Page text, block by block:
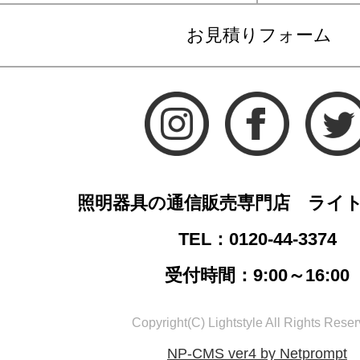
お見積りフォーム
照明器具の通信販売専門店 ライ
TEL：0120-44-3374
受付時間：9:00～16:00
Copyright(C) Lightstyle All Rights
NP-CMS ver4 by Netprompt